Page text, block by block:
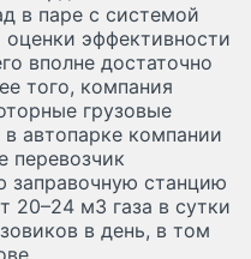
в паре с системой
оценки эффективности
вполне достаточно
того, компания
грузовые
автопарке компании
перевозчик
заправочную станцию
20–24 м3 газа в сутки
в день, в том